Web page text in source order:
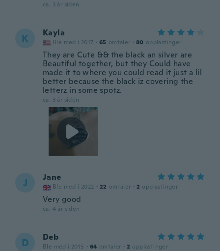
ca. 3 år siden
K Kayla
Ble med i 2017 · 65 omtaler · 80 opplastinger
They are Cute && the black an silver are
Beautiful together, but they Could have
made it to where you could read it just a lil
better because the black iz covering the
letterz in some spotz.
ca. 3 år siden
J Jane
Ble med i 2022 · 22 omtaler · 2 opplastinger
Very good
ca. 4 år siden
D Deb
Ble med i 2015 · 64 omtaler · 2 opplastinger